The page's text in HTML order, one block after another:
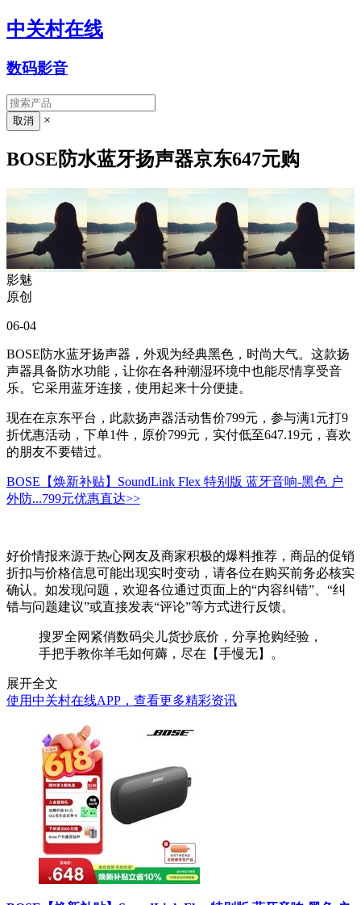
中关村在线
数码影音
×
BOSE防水蓝牙扬声器京东647元购
影魅
原创
06-04
BOSE防水蓝牙扬声器，外观为经典黑色，时尚大气。这款扬
声器具备防水功能，让你在各种潮湿环境中也能尽情享受音
乐。它采用蓝牙连接，使用起来十分便捷。
现在在京东平台，此款扬声器活动售价799元，参与满1元打9
折优惠活动，下单1件，原价799元，实付低至647.19元，喜欢
的朋友不要错过。
BOSE【焕新补贴】SoundLink Flex 特别版 蓝牙音响-黑色 户
外防...799元优惠直达>>
好价情报来源于热心网友及商家积极的爆料推荐，商品的促销
折扣与价格信息可能出现实时变动，请各位在购买前务必核实
确认。如发现问题，欢迎各位通过页面上的“内容纠错”、“纠
错与问题建议”或直接发表“评论”等方式进行反馈。
搜罗全网紧俏数码尖儿货抄底价，分享抢购经验，
手把手教你羊毛如何薅，尽在【手慢无】。
展开全文
使用中关村在线APP，查看更多精彩资讯